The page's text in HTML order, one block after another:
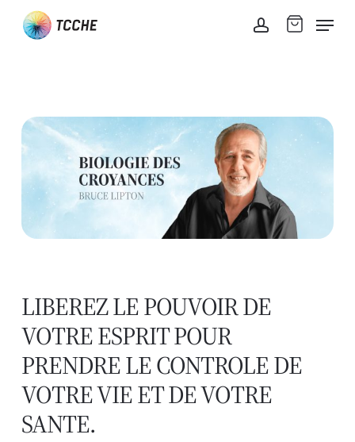
account
LIBEREZ LE POUVOIR DE
VOTRE ESPRIT POUR
PRENDRE LE CONTROLE DE
VOTRE VIE ET DE VOTRE
SANTE.